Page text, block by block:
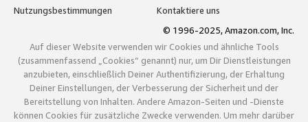
Nutzungsbestimmungen
Kontaktiere uns
© 1996-2025, Amazon.com, Inc.
Auf dieser Website verwenden wir Cookies und ähnliche Tools
(zusammenfassend „Cookies“ genannt) nur, um Dir Dienstleistungen
anzubieten, einschließlich Deiner Authentifizierung, der Erhaltung
Deiner Einstellungen, der Verbesserung der Sicherheit und der
Bereitstellung von Inhalten. Andere Amazon-Seiten und -Dienste
können Cookies für zusätzliche Zwecke verwenden. Um mehr darüber